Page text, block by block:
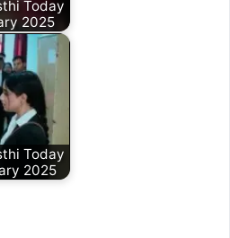
Today
2025
Today
2025